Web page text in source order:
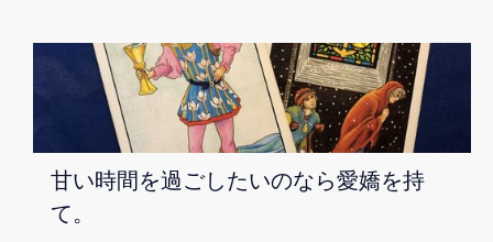
甘い時間を過ごしたいのなら愛嬌を持
て。